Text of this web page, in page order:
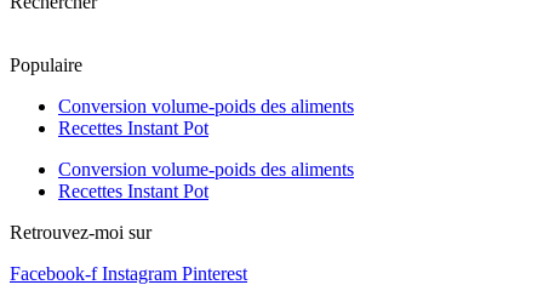
Populaire
Conversion volume-poids des aliments
Recettes Instant Pot
Conversion volume-poids des aliments
Recettes Instant Pot
Retrouvez-moi sur
Facebook-f Instagram Pinterest